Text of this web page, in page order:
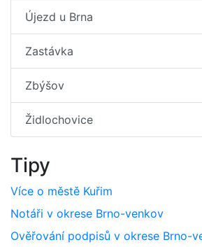
Újezd u Brna
Zastávka
Zbýšov
Židlochovice
Tipy
Více o městě Kuřim
Notáři v okrese Brno-venkov
Ověřování podpisů v okrese Brno-